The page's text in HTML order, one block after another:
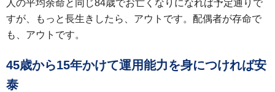
人の平均余命と同じ84歳でお亡くなりになれば予定通りで
すが、もっと長生きしたら、アウトです。配偶者が存命で
も、アウトです。
45歳から15年かけて運用能力を身につければ安
泰